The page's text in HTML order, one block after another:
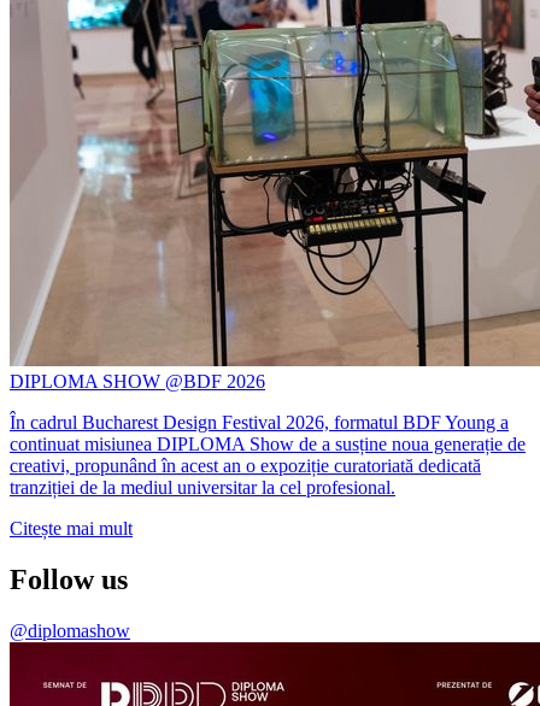
DIPLOMA SHOW @BDF 2026
În cadrul Bucharest Design Festival 2026, formatul BDF Young a
continuat misiunea DIPLOMA Show de a susține noua generație de
creativi, propunând în acest an o expoziție curatoriată dedicată
tranziției de la mediul universitar la cel profesional.
Citește mai mult
Follow us
@diplomashow